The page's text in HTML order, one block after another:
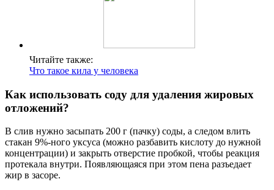
Читайте также:
Что такое кила у человека
Как использовать соду для удаления жировых
отложений?
В слив нужно засыпать 200 г (пачку) соды, а следом влить
стакан 9%-ного уксуса (можно разбавить кислоту до нужной
концентрации) и закрыть отверстие пробкой, чтобы реакция
протекала внутри. Появляющаяся при этом пена разъедает
жир в засоре.